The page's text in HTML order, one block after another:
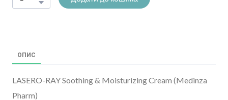
ОПИС
LASERO-RAY Soothing & Moisturizing Cream (Medinza
Pharm)